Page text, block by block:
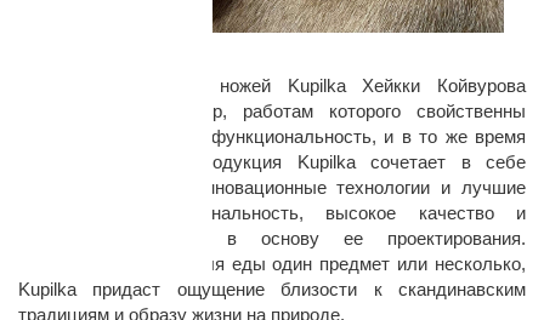
Дизайнер посуды и ножей Kupilka Хейкки Койвурова
известен как инженер, работам которого свойственны
практичный подход и функциональность, и в то же время
изящность форм. Продукция Kupilka сочетает в себе
финские традиции, инновационные технологии и лучшие
материалы. Функциональность, высокое качество и
эстетичность легли в основу ее проектирования.
Используете ли вы для еды один предмет или несколько,
Kupilka придаст ощущение близости к скандинавским
традициям и образу жизни на природе.